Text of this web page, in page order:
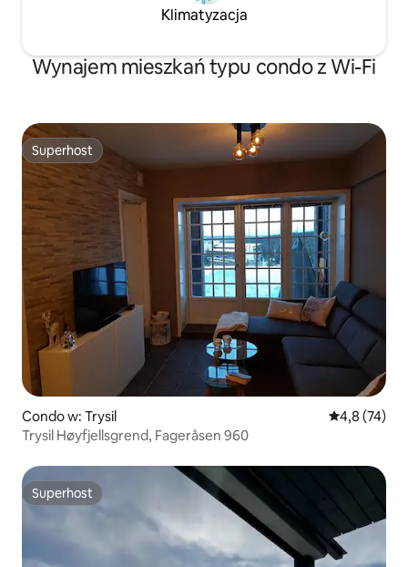
Klimatyzacja
Wynajem mieszkań typu condo z Wi-Fi
Superhost
Superhost
Condo w: Trysil Średnia
4,8 (74)
Trysil Høyfjellsgrend, Fageråsen 960
Superhost
Superhost